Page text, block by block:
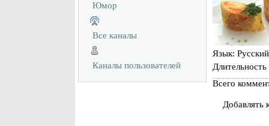
Юмор
Все каналы
Каналы пользователей
Язык: Русский
Всего
Добавлять